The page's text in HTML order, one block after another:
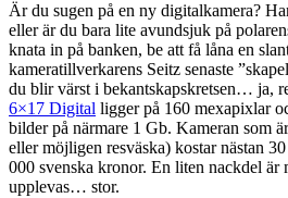
Är du sugen på en ny digitalkamera?
eller är du bara lite avundsjuk på
knata in på banken, be att få låna en
kameratillverkarens Seitz senaste
du blir värst i bekantskapskretsen… ja,
6×17 Digital ligger på 160 mexapixlar
bilder på närmare 1 Gb. Kameran som
eller möjligen resväska) kostar nästan
000 svenska kronor. En liten nackdel är
upplevas… stor.